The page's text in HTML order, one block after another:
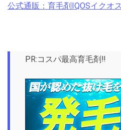
公式通販：育毛剤IQOSイクオス
PR:コスパ最高育毛剤‼